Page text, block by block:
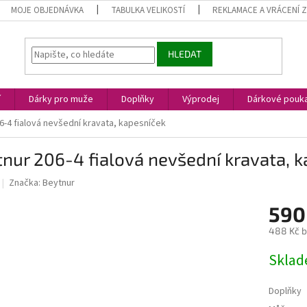
MOJE OBJEDNÁVKA TABULKA VELIKOSTÍ REKLAMACE A VRÁCENÍ
HLEDAT
Dárky pro muže Doplňky Výprodej Dárkové
4 fialová nevšední kravata, kapesníček
206-4 fialová nevšední kravata,
Značka: Beytnur
488 Kč
cena:
Doplňky